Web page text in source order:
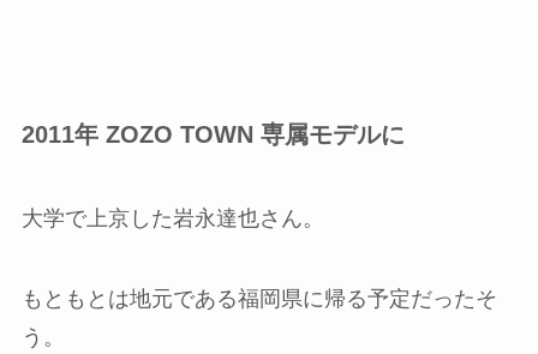
2011年 ZOZO TOWN 専属モデルに
大学で上京した岩永達也さん。
もともとは地元である福岡県に帰る予定だったそ
う。